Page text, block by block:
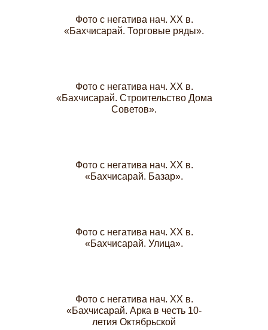
Фото с негатива нач. XX в.
«Бахчисарай. Торговые ряды».
Фото с негатива нач. XX в.
«Бахчисарай. Строительство Дома
Советов».
Фото с негатива нач. XX в.
«Бахчисарай. Базар».
Фото с негатива нач. XX в.
«Бахчисарай. Улица».
Фото с негатива нач. XX в.
«Бахчисарай. Арка в честь 10-
летия Октябрьской